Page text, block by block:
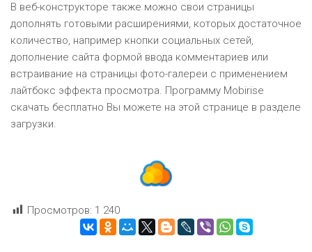
В веб-конструкторе также можно свои страницы
дополнять готовыми расширениями, которых достаточное
количество, например кнопки социальных сетей,
дополнение сайта формой ввода комментариев или
встраивание на страницы фото-галереи с применением
лайтбокс эффекта просмотра. Программу Mobirise
скачать бесплатно Вы можете на этой странице в разделе
загрузки.
Просмотров: 1 240